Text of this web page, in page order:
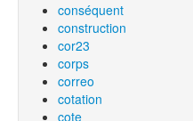
conséquent
construction
cor23
corps
correo
cotation
cote